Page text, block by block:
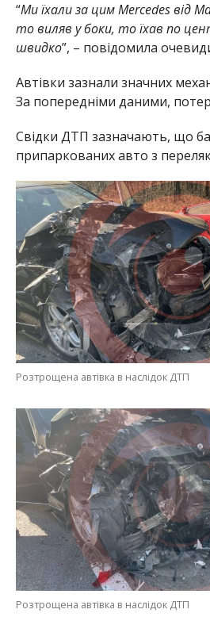
“Ми їхали за цим Mercedes від
то виляв у боки, то їхав по
швидко”, – повідомила
Автівки зазнали значних
За попередніми даними,
Свідки ДТП зазначають, що
припаркованих авто з
Розтрощена автівка в наслідок ДТП
Розтрощена автівка в наслідок ДТП